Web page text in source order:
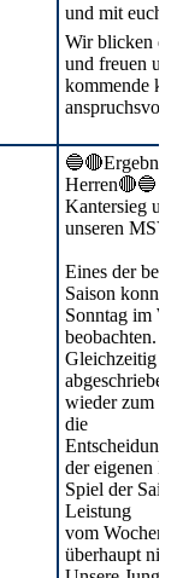
und mit euch
Wir blicken
und freuen
kommende
Herren🔴🔵
Kantersieg
unseren MSV!
Eines der
Saison
Sonntag im
beobachten.
Gleichzeitig
wieder zum
die
Entscheidung
der eigenen
Spiel der
Leistung
vom
überhaupt